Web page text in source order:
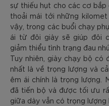
sự thiếu hụt cho các cơ bắp
thoải mái tới những
vậy, trong các buổi chạy
ái từ đôi giày sẽ giúp đôi
giảm thiểu tình trạng đau
Tuy nhiên, giày chạy bộ có
nhất là về trọng lượng và
êm ái chính là trọng lượng.
đã tiến bộ và được tối ưu
giữa dày vẫn có trọng